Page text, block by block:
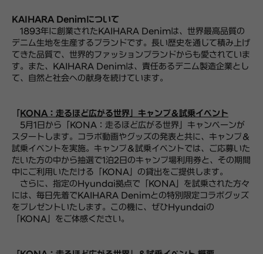
KAIHARA Denimについて
1893年に創業されたKAIHARA Denimは、世界最高品質の
デニム生地を生産するブランドです。長い歴史を通じて積み上げ
てきた品質で、世界的ファッションブランドからも愛されていま
す。また、KAIHARA Denimは、責任あるデニム製造企業とし
て、自然と社会への献身を続けています。
「 KONA：走るほど広がる世界」キャンプ＆試乗イベント
5月1日から「KONA：走るほど広がる世界」キャンペーンが
スタートします。コラボ動画やグッズの発表と共に、キャンプ＆
試乗イベントを実施。キャンプ＆試乗イベントでは、ご応募いた
だいた方の中から抽選で1泊2日のキャンプ場利用券と、その期間
中にご利用いただける「KONA」の貸出をご提供します。
さらに、指定のHyundai拠点で「KONA」を試乗された方々
には、毎日先着でKAIHARA Denimとの特別限定コラボグッズ
をプレゼントいたします。この機に、ぜひHyundaiの
「KONA」をご体感ください。